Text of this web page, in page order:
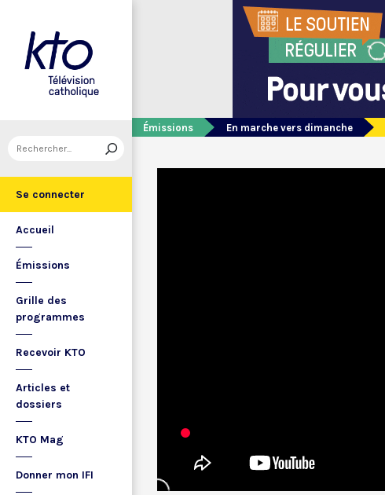
Se connecter
Accueil
Émissions
Grille des
programmes
Recevoir KTO
Articles et
dossiers
KTO Mag
Donner mon IFI
Émissions En marche vers dimanche